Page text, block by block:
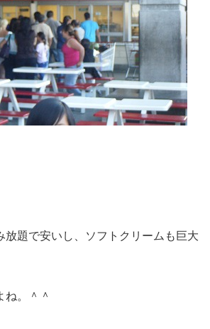
放題で安いし、ソフトクリームも巨大
ね。＾＾